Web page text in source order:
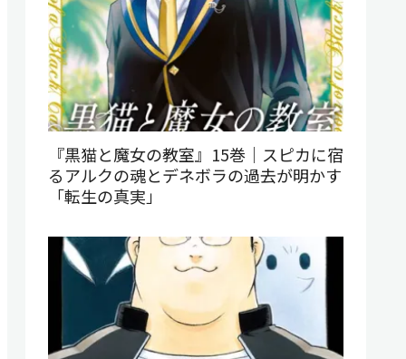
『黒猫と魔女の教室』15巻｜スピカに宿
るアルクの魂とデネボラの過去が明かす
「転生の真実」